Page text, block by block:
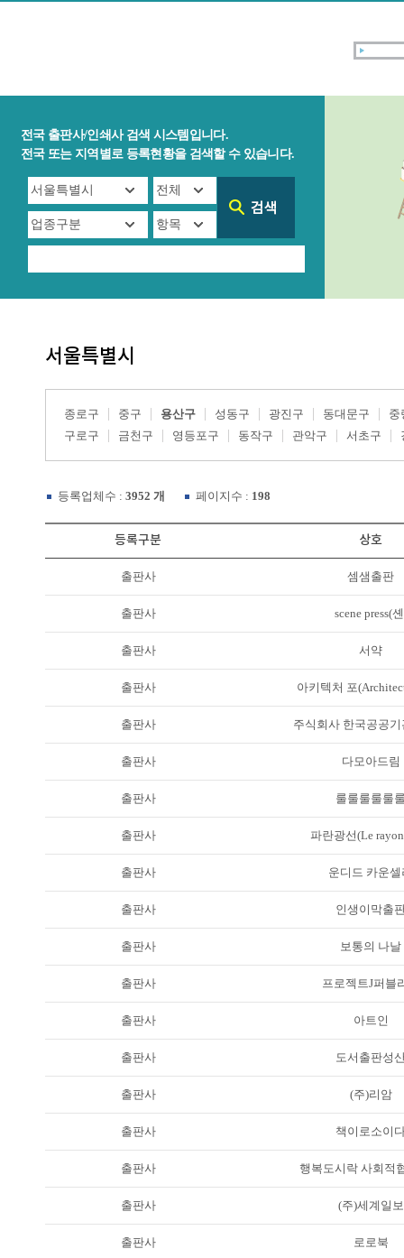
전국 출판사/인쇄사 검색 시스템입니다.
전국 또는 지역별로 등록현황을 검색할 수 있습니다.
서울특별시
종로구 중구 용산구 성동구 광진구 동대문구
중
구로구
금천구 영등포구 동작구 관악구 서초구
등록업체수 : 3952 개 페이지수 : 198
등록구분 상호
출판사 셈샘출판
출판사 scene press(
출판사 서약
출판사 아키텍처 포
출판사 주식회사 한국공공
출판사 다모아드림
출판사 룰룰룰룰룰
출판사 파란광선(Le
출판사 운디드 카운셀
출판사 인생이막출
출판사 보통의 나날
출판사 프로젝트J퍼블
출판사 아트인
출판사 도서출판성
출판사 (주)리암
출판사 책이로소이
출판사 행복도시락 사회적
출판사 (주)세계일보
출판사 로로북